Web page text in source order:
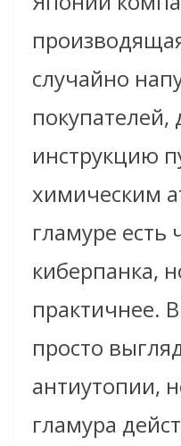
случайно
покупателей,
инструкцию
химическим
гламуре есть
киберпанка,
практичнее.
просто
антиутопии,
гламура